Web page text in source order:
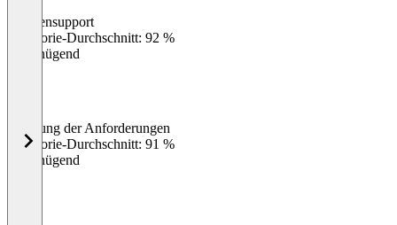
Kundensupport
Kategorie-Durchschnitt: 92 %
Ungenügend
%
Erfüllung der Anforderungen
Kategorie-Durchschnitt: 91 %
Ungenügend